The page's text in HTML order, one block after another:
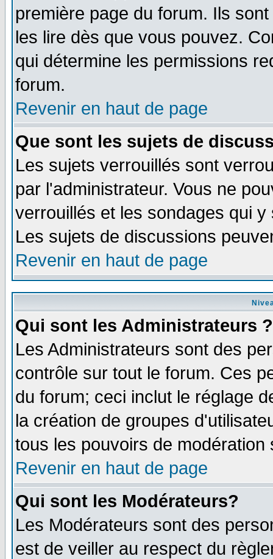
première page du forum. Ils
les lire dès que vous pouvez.
qui détermine les permissions
forum.
Revenir en haut de page
Que sont les sujets de
Les sujets verrouillés sont
par l'administrateur. Vous ne
verrouillés et les sondages qui
Les sujets de discussions
Revenir en haut de page
Qui sont les Administrateurs ?
Les Administrateurs sont des
contrôle sur tout le forum. Ces
du forum; ceci inclut le réglage
la création de groupes
tous les pouvoirs de modération
Revenir en haut de page
Qui sont les Modérateurs?
Les Modérateurs sont des
est de veiller au respect du